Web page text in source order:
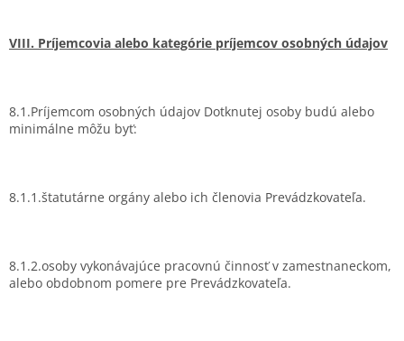
VIII. Príjemcovia alebo kategórie príjemcov osobných údajov
8.1.Príjemcom osobných údajov Dotknutej osoby budú alebo
minimálne môžu byť:
8.1.1.štatutárne orgány alebo ich členovia Prevádzkovateľa.
8.1.2.osoby vykonávajúce pracovnú činnosť v zamestnaneckom,
alebo obdobnom pomere pre Prevádzkovateľa.